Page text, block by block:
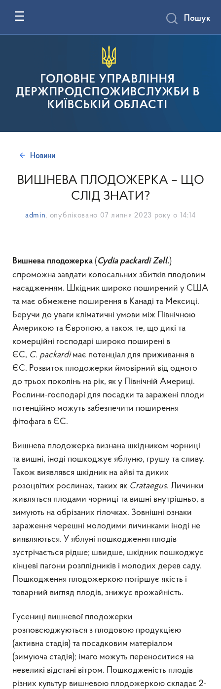
ГОЛОВНЕ УПРАВЛІННЯ
ДЕРЖПРОДСПОЖИВСЛУЖБИ В
КИЇВСЬКІЙ ОБЛАСТІ
Пошук
Новини
ВИШНЕВА ПЛОДОЖЕРКА – ЩО
СЛІД ЗНАТИ?
admin, опубліковано 07 липня 2023 року о 14:14
Вишнева плодожерка (Cydia packardi Zell.)
спроможна завдати колосальних збитків плодовим
насадженням. Шкідник широко поширений у США
та має обмежене поширення в Канаді та Мексиці.
Беручи до уваги кліматичні умови між Північною
Америкою та Європою, а також те, що дикі та
комерційні господарі широко поширені в
ЄС, С. packardiмає потенціал для приживання в
ЄС. Розвиток плодожерки ймовірний від одного
до трьох поколінь на рік, як у Північній Америці.
Рослини-господарі для посадки та заражені плоди
потенційно можуть забезпечити поширення
фітофага в ЄС.
Вишнева плодожерка визнана шкідником чорниці
та вишні, іноді пошкоджує яблуню, грушу та сливу.
Також виявлявся шкідник на айві та диких
розоцвітих рослинах, таких як Crataegus. Личинки
живляться плодами чорниці та вишні внутрішньо, а
зимують на обрізаних гілочках. Зовнішні ознаки
зараження черешні молодими личинками іноді не
виявляються. У яблуні пошкодження плодів
зустрічається рідше; швидше, шкідник пошкоджує
кінцеві пагони розплідників і молодих дерев саду.
Пошкодження плодожеркою погіршує якість і
товарний вигляд плодів, знижує врожайність.
Гусениці вишневої плодожерки
розповсюджуються з плодовою продукцією
(активна стадія) та посадковим матеріалом
(зимуюча стадія); імаго можуть переноситися на
невеликі відстані вітром. Пошкодженість плодів
різних культур вишневою плодожеркою складає 2-